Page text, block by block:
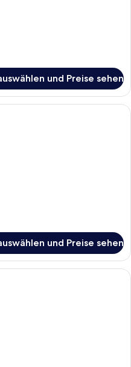
und Preise sehen
Ein Hotelzimmer mit einem großen
und Preise sehen
Ein Hotelzimmer mit einem großen